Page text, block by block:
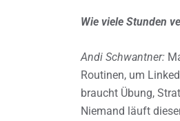
Wie viele Stunden
Andi Schwantner:
Routinen, um
braucht Übung,
Niemand läuft